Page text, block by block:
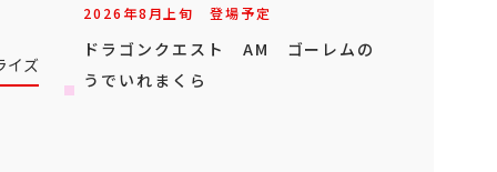
イズ
2026年8月上旬 登場予定
ドラゴンクエスト AM ゴーレムの
うでいれまくら